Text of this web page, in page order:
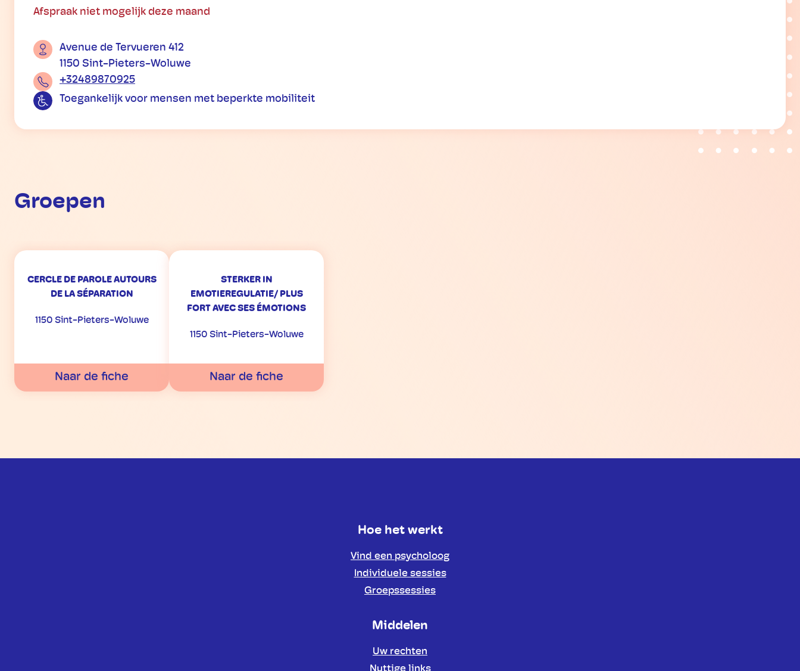
Afspraak niet mogelijk deze maand
Avenue de Tervueren 412
1150 Sint-Pieters-Woluwe
+32489870925
Toegankelijk voor mensen met beperkte mobiliteit
Groepen
CERCLE DE PAROLE AUTOURS
DE LA SÉPARATION
1150 Sint-Pieters-Woluwe
Naar de fiche
STERKER IN
EMOTIEREGULATIE/ PLUS
FORT AVEC SES ÉMOTIONS
1150 Sint-Pieters-Woluwe
Naar de fiche
Hoe het werkt
Vind een psycholoog
Individuele sessies
Groepssessies
Middelen
Uw rechten
Nuttige links